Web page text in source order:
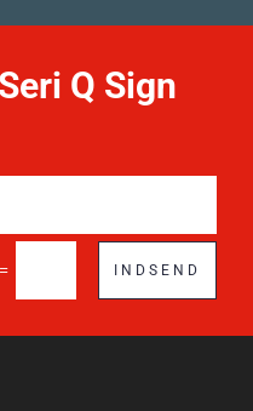
Q Sign
= INDSEND